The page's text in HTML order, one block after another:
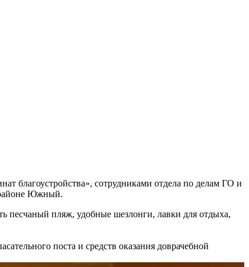
благоустройства», сотрудниками отдела по делам ГО и
Южный.
песчаный пляж, удобные шезлонги, лавки для отдыха,
поста и средств оказания доврачебной